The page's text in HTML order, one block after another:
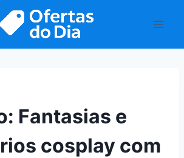
Fantasias e
cosplay com